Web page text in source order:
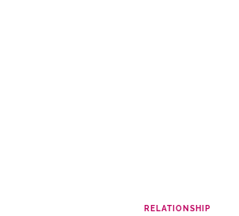
RELATIONSHIP